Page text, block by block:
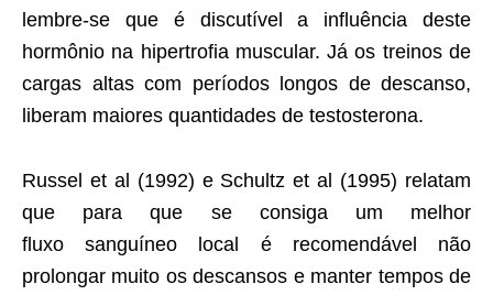
lembre-se que é discutível a influência deste
hormônio na hipertrofia muscular. Já os treinos de
cargas altas com períodos longos de descanso,
liberam maiores quantidades de testosterona.
Russel et al (1992) e Schultz et al (1995) relatam
que para que se consiga um melhor
fluxo sanguíneo local é recomendável não
prolongar muito os descansos e manter tempos de